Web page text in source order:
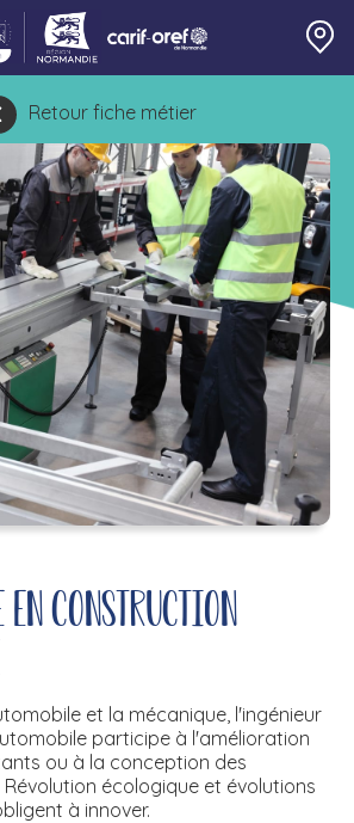
Retour fiche métier
en construction
et la mécanique, l'ingénieur
participe à l'amélioration
ou à la conception des
écologique et évolutions
à innover.